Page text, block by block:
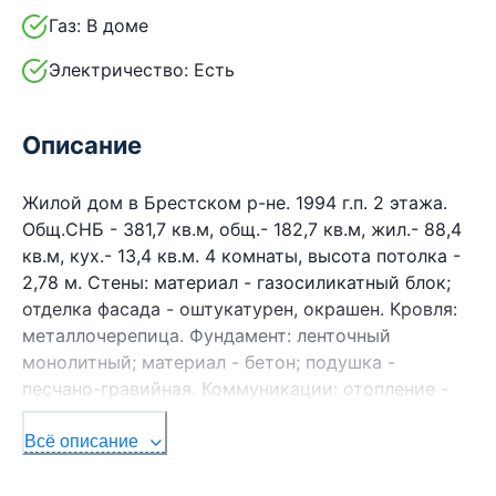
Газ: В доме
Электричество: Есть
Описание
Жилой дом в Брестском р-не. 1994 г.п. 2 этажа.
Общ.СНБ - 381,7 кв.м, общ.- 182,7 кв.м, жил.- 88,4
кв.м, кух.- 13,4 кв.м. 4 комнаты, высота потолка -
2,78 м. Стены: материал - газосиликатный блок;
отделка фасада - оштукатурен, окрашен. Кровля:
металлочерепица. Фундамент: ленточный
монолитный; материал - бетон; подушка -
песчано-гравийная. Коммуникации: отопление -
газовый котел, газ - централизованный (в доме),
водоснабжение - централизованный водопровод,
Всё описание